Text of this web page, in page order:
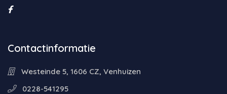
Contactinformatie
Westeinde 5, 1606 CZ, Venhuizen
0228-541295